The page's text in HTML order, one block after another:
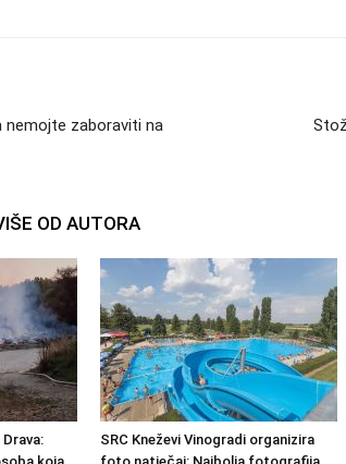
nemojte zaboraviti na
OD AUTORA
SRC Kneževi Vinogradi organizira